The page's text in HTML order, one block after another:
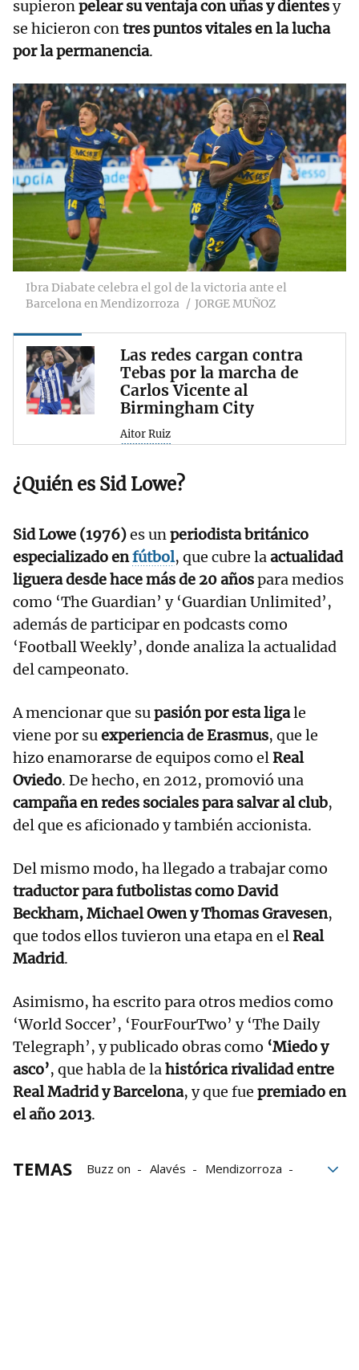
supieronpelear su ventaja con uñas y dientesy
se hicieron contres puntos vitales en la lucha
por la permanencia.
Ibra Diabate celebra el gol de la victoria ante el
Barcelona en Mendizorroza
JORGE MUÑOZ
Las redes cargan contra
Tebas por la marcha de
Carlos Vicente al
Birmingham City
Aitor Ruiz
¿Quién es Sid Lowe?
Sid Lowe (1976)es unperiodista británico
especializado enfútbol, que cubre laactualidad
liguera desde hace más de 20 añospara medios
como ‘The Guardian’ y ‘Guardian Unlimited’,
además de participar en podcasts como
‘Football Weekly’, donde analiza la actualidad
del campeonato.
A mencionar que supasión por esta ligale
viene por suexperiencia de Erasmus, que le
hizo enamorarse de equipos como elReal
Oviedo. De hecho, en 2012, promovió una
campaña en redes sociales para salvar al club,
del que es aficionado y también accionista.
Del mismo modo, ha llegado a trabajar como
traductor para futbolistas como David
Beckham, Michael Owen y Thomas Gravesen,
que todos ellos tuvieron una etapa en elReal
Madrid.
Asimismo, ha escrito para otros medios como
‘World Soccer’, ‘FourFourTwo’ y ‘The Daily
Telegraph’, y publicado obras como ‘Miedo y
asco’, que habla de lahistórica rivalidad entre
Real Madrid y Barcelona, y que fue premiado en
el año 2013.
TEMAS Buzz on Alavés
Mendizorroza